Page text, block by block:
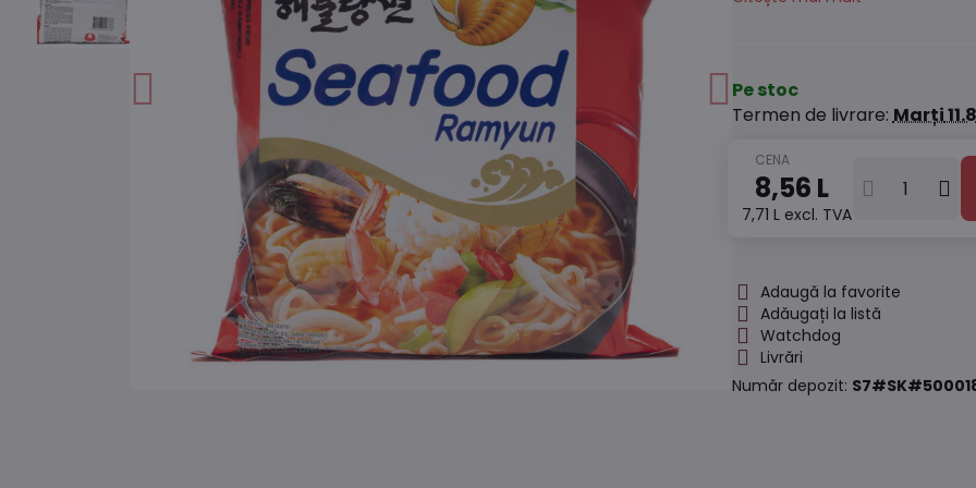
Pe stoc
Termen de livrare:Marți
8,56 L
7,71 L excl. TVA
Adaugă la favorite
Adăugați la listă
Watchdog
Livrări
Număr depozit: